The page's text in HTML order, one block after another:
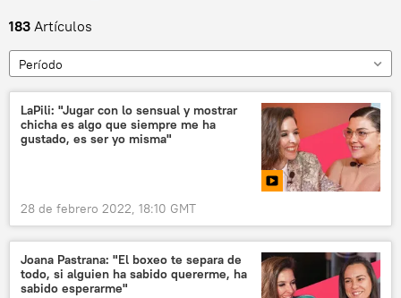
183 Artículos
Período
LaPili: "Jugar con lo sensual y mostrar
chicha es algo que siempre me ha
gustado, es ser yo misma"
28 de febrero 2022, 18:10 GMT
Joana Pastrana: "El boxeo te separa de
todo, si alguien ha sabido quererme, ha
sabido esperarme"